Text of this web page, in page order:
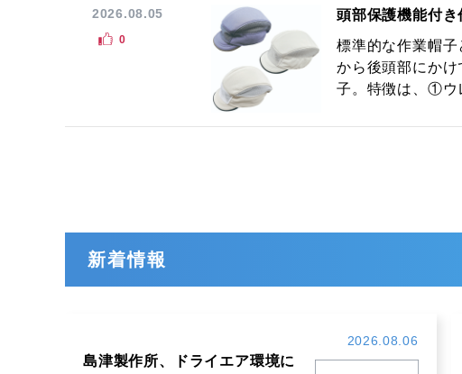
2026.08.05
頭部保護機能付き
標準的な作業帽
から後頭部にか
子。特徴は、①ウ
0
新着情報
2026.08.06
島津製作所、ドライエア環境に